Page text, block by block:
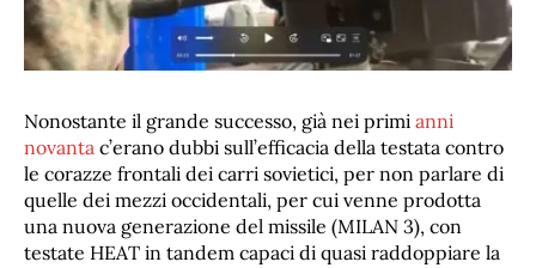
Nonostante il grande successo, già nei primi anni
novanta c’erano dubbi sull’efficacia della testata contro
le corazze frontali dei carri sovietici, per non parlare di
quelle dei mezzi occidentali, per cui venne prodotta
una nuova generazione del missile (MILAN 3), con
testate HEAT in tandem capaci di quasi raddoppiare la